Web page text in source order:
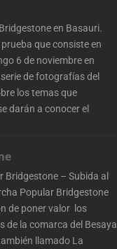
en Basauri.
que consiste en
6 de noviembre en
de fotografías del
los temas que
darán a conocer el
Bridgestone – Subida al
Popular Bridgestone
de poner valor los
de la comarca del Besaya
llamado La